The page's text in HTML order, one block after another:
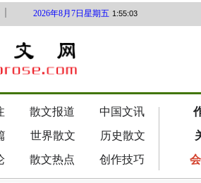
散文报道 中国文讯
世界散文 历史散文
散文热点 创作技巧
2026年8月7日星期五 1:55:04